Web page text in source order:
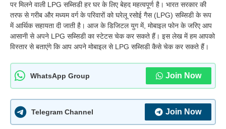
पर मिलने वाली LPG सब्सिडी हर घर के लिए बेहद महत्वपूर्ण है। भारत सरकार की
तरफ से गरीब और मध्यम वर्ग के परिवारों को घरेलू रसोई गैस (LPG) सब्सिडी के रूप
में आर्थिक सहायता दी जाती है। आज के डिजिटल युग में, मोबाइल फोन के जरिए आप
आसानी से अपने LPG सब्सिडी का स्टेटस चेक कर सकते हैं। इस लेख में हम आपको
विस्तार से बताएंगे कि आप अपने मोबाइल से LPG सब्सिडी कैसे चेक कर सकते हैं।
WhatsApp Group Join Now
Telegram Channel Join Now